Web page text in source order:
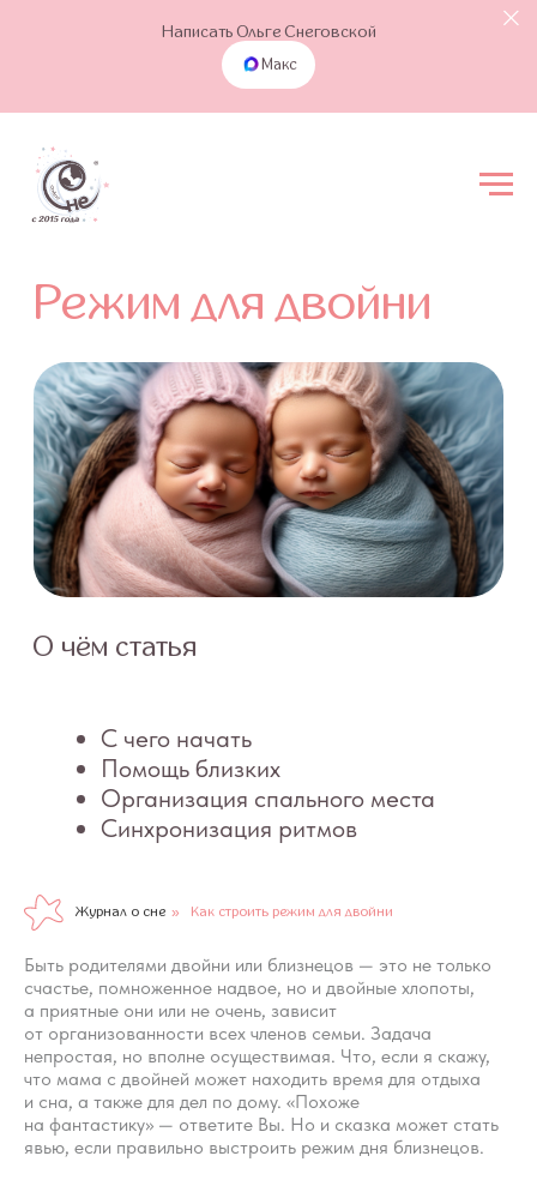
Написать Ольге Снеговской
Макс
Режим для двойни
С чего начать
Помощь близких
Организация спального места
Синхронизация ритмов
О чём статья
Журнал о сне » Как строить режим для двойни
Быть родителями двойни или близнецов — это не только
счастье, помноженное надвое, но и двойные хлопоты,
а приятные они или не очень, зависит
от организованности всех членов семьи. Задача
непростая, но вполне осуществимая. Что, если я скажу,
что мама с двойней может находить время для отдыха
и сна, а также для дел по дому. «Похоже
на фантастику» — ответите Вы. Но и сказка может стать
явью, если правильно выстроить режим дня близнецов.